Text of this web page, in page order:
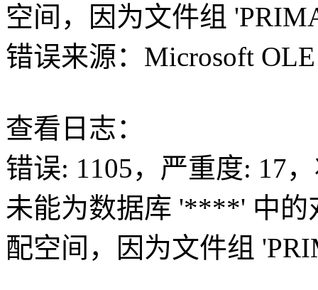
空间，因为文件组
错误来源：Microsoft
查看日志：
错误: 1105，严重度: 17
未能为数据库 '****' 中的
配空间，因为文件组